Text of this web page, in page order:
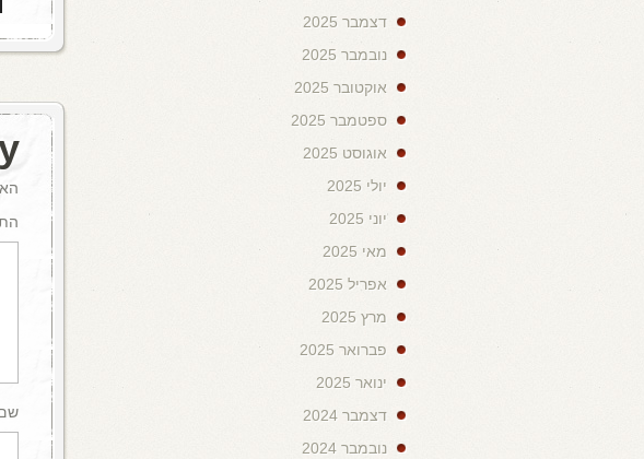
דצמבר 2025
נובמבר 2025
אוקטובר 2025
ספטמבר 2025
אוגוסט 2025
יולי 2025
יוני 2025
מאי 2025
אפריל 2025
מרץ 2025
פברואר 2025
ינואר 2025
דצמבר 2024
נובמבר 2024